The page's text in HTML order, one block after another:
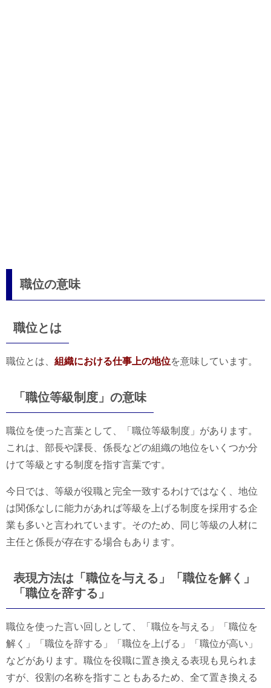
職位の意味
職位とは
職位とは、 組織における仕事上の地位を意味しています。
「職位等級制度」の意味
職位を使った言葉として、「職位等級制度」があります。
これは、部長や課長、係長などの組織の地位をいくつか分
けて等級とする制度を指す言葉です。
今日では、等級が役職と完全一致するわけではなく、地位
は関係なしに能力があれば等級を上げる制度を採用する企
業も多いと言われています。そのため、同じ等級の人材に
主任と係長が存在する場合もあります。
表現方法は「職位を与える」「職位を解く」
「職位を辞する」
職位を使った言い回しとして、「職位を与える」「職位を
解く」「職位を辞する」「職位を上げる」「職位が高い」
などがあります。職位を役職に置き換える表現も見られま
すが、役割の名称を指すこともあるため、全て置き換える